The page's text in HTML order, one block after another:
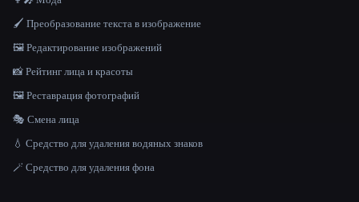
🖌️ Преобразование текста в изображение
🖼️ Редактирование изображений
📸 Рейтинг лица и красоты
🖼️ Реставрация фотографий
🎭 Смена лица
💧 Средство для удаления водяных знаков
🪄 Средство для удаления фона